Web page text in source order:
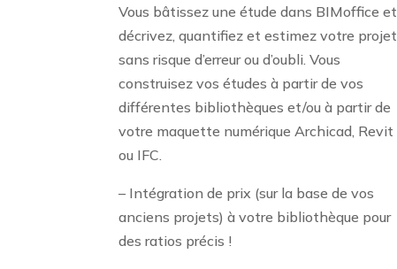
Vous bâtissez une étude dans BIMoffice et
décrivez, quantifiez et estimez votre projet
sans risque d’erreur ou d’oubli. Vous
construisez vos études à partir de vos
différentes bibliothèques et/ou à partir de
votre maquette numérique Archicad, Revit
ou IFC.
– Intégration de prix (sur la base de vos
anciens projets) à votre bibliothèque pour
des ratios précis !